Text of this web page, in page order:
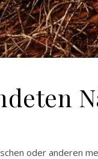
oder anderen